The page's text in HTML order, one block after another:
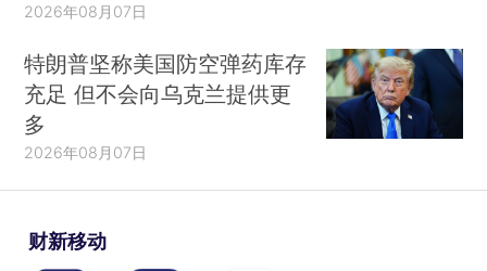
2026年08月07日
特朗普坚称美国防空弹药库存
充足 但不会向乌克兰提供更
多
2026年08月07日
财新移动